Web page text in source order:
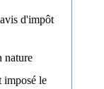
d'impôt
nature
imposé le